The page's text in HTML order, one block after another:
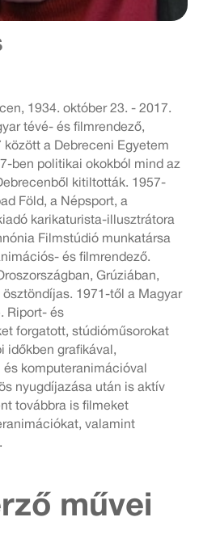
1934. október 23. - 2017.
tévé- és filmrendező,
között a Debreceni Egyetem
ben politikai okokból mind az
kitiltották. 1957-
Föld, a Népsport, a
karikaturista-illusztrátora
Filmstúdió munkatársa
és filmrendező.
Grúziában,
ösztöndíjas. 1971-től a Magyar
Riport- és
forgatott, stúdióműsorokat
időkben grafikával,
komputeranimációval
nyugdíjazása után is aktív
továbbra is filmeket
valamint
művei